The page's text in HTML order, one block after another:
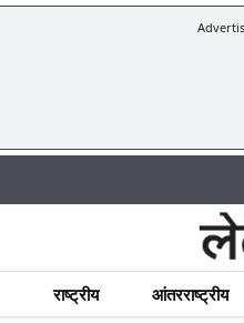
राष्ट्रीय आंतरराष्ट्रीय